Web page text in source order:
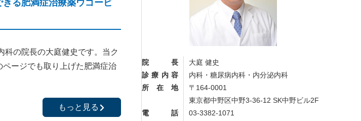
る肥満症治療薬ウゴービ
科の院長の大庭健史です。当ク
ージでも取り上げた肥満症治
もっと見る
院長
大庭 健史
診療内容
内科・糖尿病内科・内分泌内科
所在地
〒164-0001
東京都中野区中野3-36-12 SK中野ビル2F
電話
03-3382-1071